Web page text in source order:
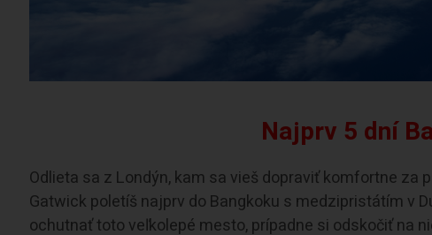
Najprv 5 dní
Odlieta sa z Londýn, kam sa vieš dopraviť komfortne za
Gatwick poletíš najprv do Bangkoku s medzipristátím v
ochutnať toto veľkolepé mesto, prípadne si odskočiť na